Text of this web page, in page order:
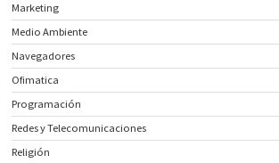
Marketing
Medio Ambiente
Navegadores
Ofimatica
Programación
Redes y Telecomunicaciones
Religión